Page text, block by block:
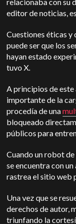
editor de noticias,
Cuestiones éticas y
puede ser que los
hayan estado
tuvo X.
A principios de
importante de la
procedía de una
bloqueado
públicos para
Cuando un robot
se encuentra con
rastrea el sitio web
Una vez que se
derechos de autor,
triunfando la